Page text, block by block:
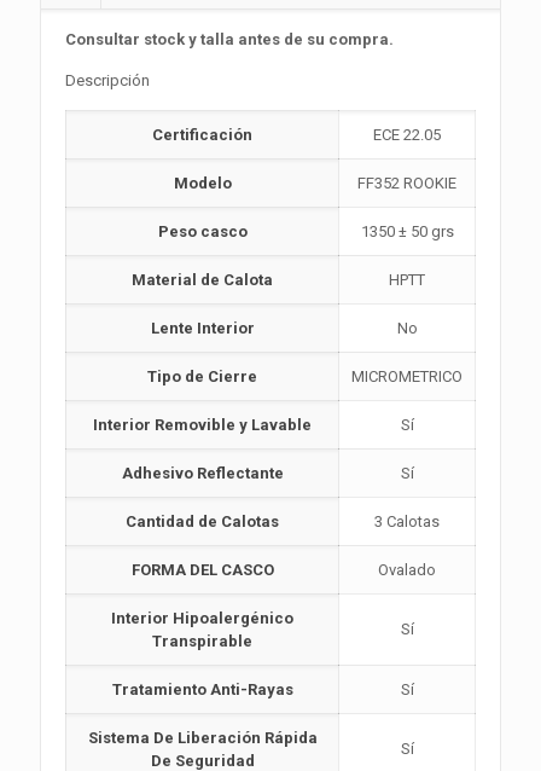
Consultar stock y talla antes de su compra.
Descripción
Certificación ECE 22.05
Modelo FF352 ROOKIE
Peso casco 1350 ± 50 grs
Material de Calota HPTT
Lente Interior No
Tipo de Cierre MICROMETRICO
Interior Removible y Lavable Sí
Adhesivo Reflectante Sí
Cantidad de Calotas 3 Calotas
FORMA DEL CASCO Ovalado
Interior Hipoalergénico
Transpirable
Sí
Tratamiento Anti-Rayas Sí
Sistema De Liberación Rápida
De Seguridad
Sí